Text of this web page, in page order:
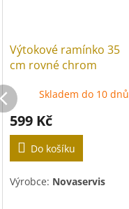
Výtokové ramínko 35
cm rovné chrom
Skladem do 10 dnů
599 Kč
Do košíku
Výrobce: Novaservis